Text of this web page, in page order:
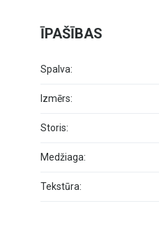
ĪPAŠĪBAS
Spalva:
Izmērs:
Storis:
Medžiaga:
Tekstūra: